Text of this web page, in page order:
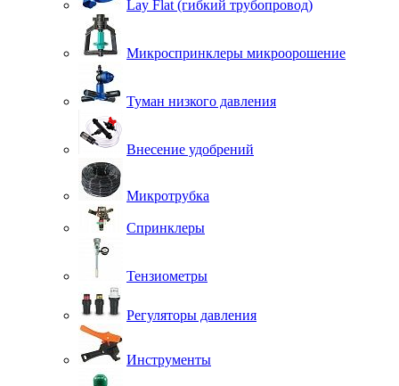
Lay Flat (гибкий трубопровод)
Микроспринклеры микроорошение
Туман низкого давления
Внесение удобрений
Микротрубка
Спринклеры
Тензиометры
Регуляторы давления
Инструменты